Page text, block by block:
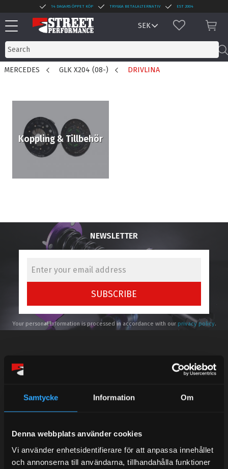
Samtycke Information Om
Denna webbplats använder cookies
Vi använder enhetsidentifierare för att anpassa innehållet
och annonserna till användarna, tillhandahålla funktioner
Menu
14 DAGARS ÖPPET KÖP TRYGGA BETALALTERNATIV EST 2004
FAVORITES
MERCEDES GLK X204 (08-) DRIVLINA
Koppling & Tillbehör
NEWSLETTER
SUBSCRIBE
Your personal information is processed in accordance with our privacy policy.
Lunchstängt 12:00-13:00
Tel: 031- 51 66 60